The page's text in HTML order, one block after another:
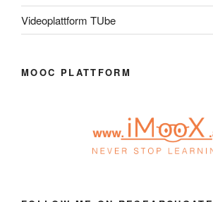
Videoplattform TUbe
MOOC PLATTFORM